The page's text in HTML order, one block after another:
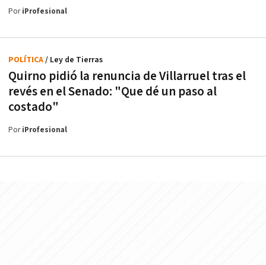
PoriProfesional
Quirno pidió la renuncia de Villarruel tras el
revés en el Senado: "Que dé un paso al
costado"
POLÍTICA/ Ley de Tierras
PoriProfesional